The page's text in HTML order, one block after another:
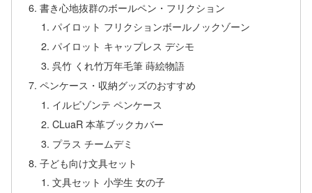
書き心地抜群のボールペン・フリクション
パイロット フリクションボールノックゾーン
パイロット キャップレス デシモ
呉竹 くれ竹万年毛筆 蒔絵物語
ペンケース・収納グッズのおすすめ
イルビゾンテ ペンケース
CLuaR 本革ブックカバー
プラス チームデミ
子ども向け文具セット
文具セット 小学生 女の子